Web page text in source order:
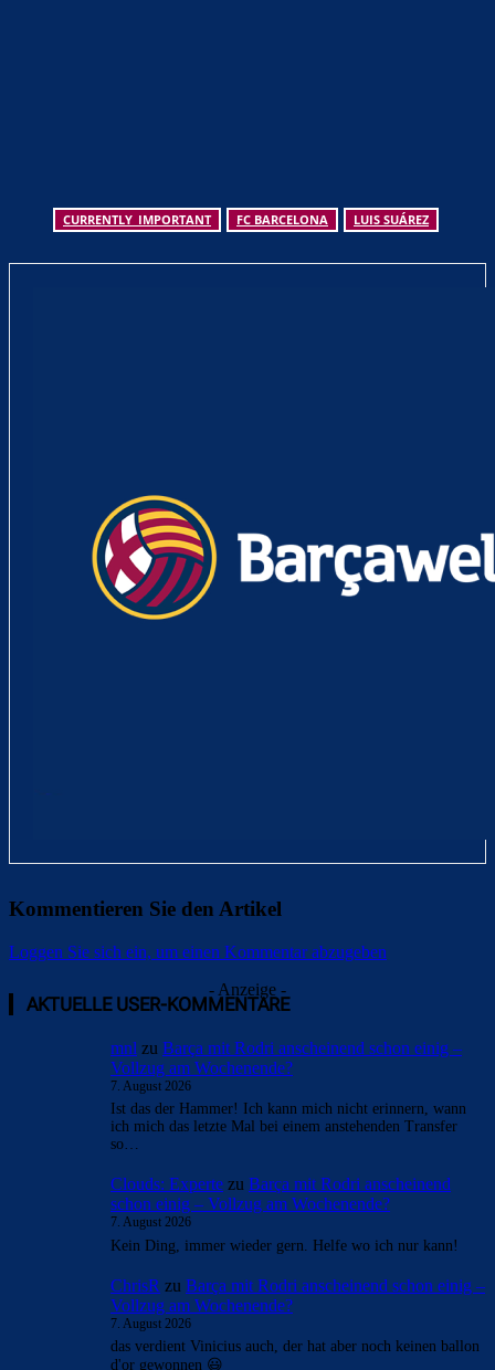
CURRENTLY_IMPORTANT FC BARCELONA LUIS SUÁREZ
Kommentieren Sie den Artikel
Loggen Sie sich ein, um einen Kommentar abzugeben
- Anzeige -
AKTUELLE USER-KOMMENTARE
mnl zu Barça mit Rodri anscheinend schon einig –
Vollzug am Wochenende?
7. August 2026
Ist das der Hammer! Ich kann mich nicht erinnern, wann
ich mich das letzte Mal bei einem anstehenden Transfer
so…
Clouds: Experte zu Barça mit Rodri anscheinend
schon einig – Vollzug am Wochenende?
7. August 2026
Kein Ding, immer wieder gern. Helfe wo ich nur kann!
ChrisR zu Barça mit Rodri anscheinend schon einig –
Vollzug am Wochenende?
7. August 2026
das verdient Vinicius auch, der hat aber noch keinen ballon
d'or gewonnen 😃